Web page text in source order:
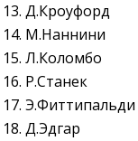
13. Д.Кроуфорд
14. М.Наннини
15. Л.Коломбо
16. Р.Станек
17. Э.Фиттипальди
18. Д.Эдгар